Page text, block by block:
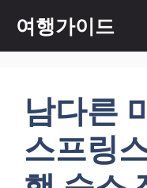
츠
여행가이드
남다른
스프링